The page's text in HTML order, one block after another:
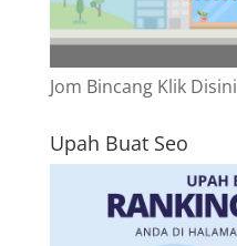
Jom Bincang Klik Disini
Upah Buat Seo